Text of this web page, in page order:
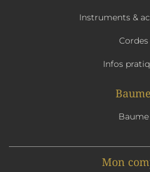
Instruments &
Cordes
Infos
Baume
Baume
Mon